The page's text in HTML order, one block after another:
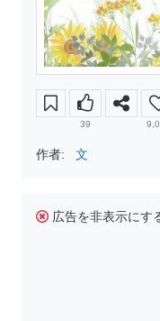
39
作者: 文
広告を非表示にす